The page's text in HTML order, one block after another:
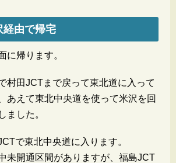
経由で帰宅
に帰ります。
村田JCTまで戻って東北道に入って
あえて東北中央道を使って米沢を回
ました。
で東北中央道に入ります。
未開通区間がありますが、福島JCT